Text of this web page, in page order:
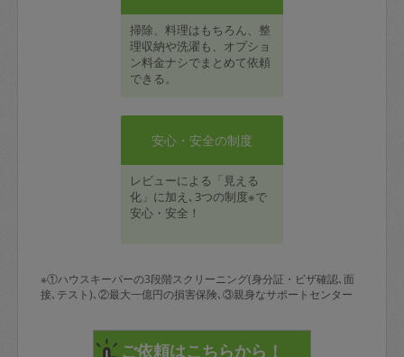
掃除、料理はもちろん、整
理収納や洗濯も、オプショ
ン料金ナシでまとめて依頼
できる。
安心・安全の制度
レビューによる「見える
化」に加え､3つの制度※で
安心・安全！
※①ハウスキーパーの3段階スクリーニング(身分証・ビザ確認､面
接､テスト)､②最大一億円の損害保険､③親身なサポートセンター